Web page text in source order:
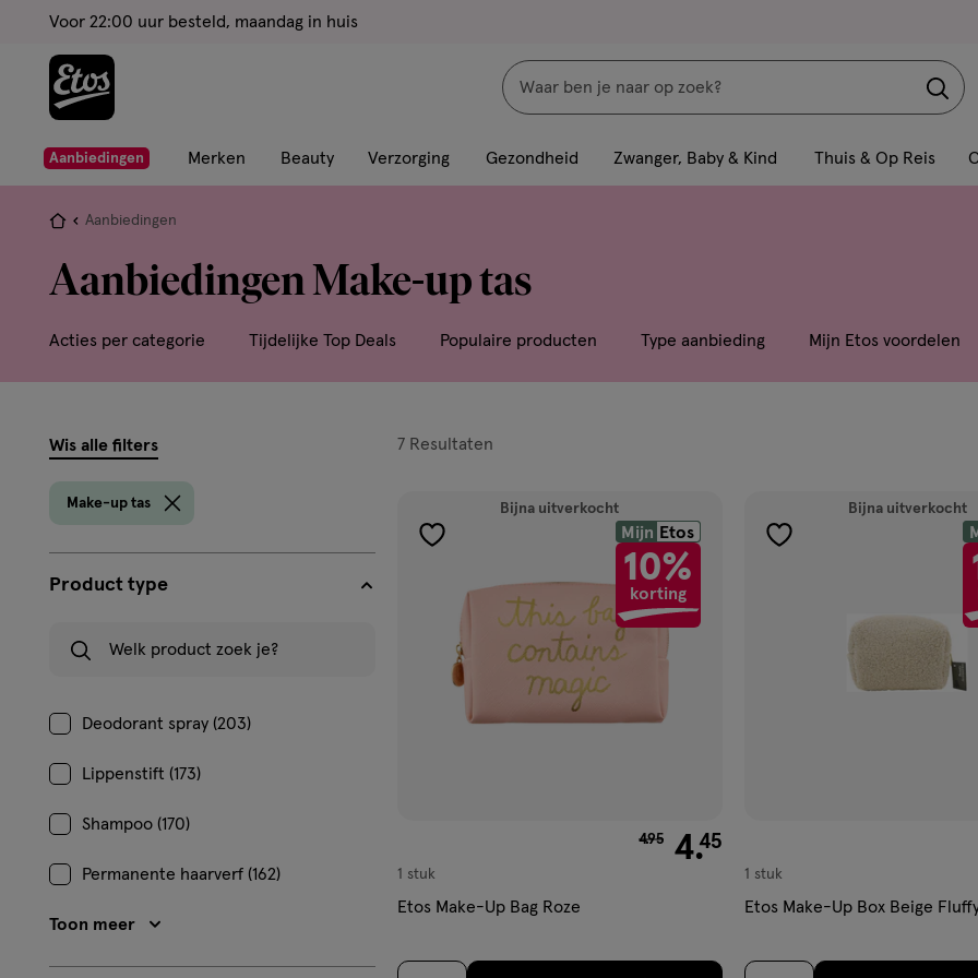
ga
de
hoofd
ga
naar
de
ga
naar
Voor 22:00 uur besteld, maandag in huis
Zoeken
met
dit
een
volledig
met
geavanceerde
Aanbiedingen Merken Beauty Verzorging Gezondheid Zwanger, Baby & Kind Thuis & Op Reis
Je
hier:
Aanbiedingen
Aanbiedingen Make-up tas
Acties per categorie Tijdelijke Top Deals Populaire producten Type aanbieding Mijn Etos voordelen
filters
Wis alle filters
Make-up tas
Product type
Deodorant spray (203)
Lippenstift (173)
Shampoo (170)
Permanente haarverf (162)
Toon meer
7Resultaten
producten
Bijna uitverkocht
Mijn Etos
10%
korting
toevoegen
verlanglijst
van € 4.95 voor € 4.45
4.95 4.45
1 stuk
Etos Make-Up Bag Roze
Bijna uitverkocht
toevoegen
1 stuk
Etos Make-Up Box Beige